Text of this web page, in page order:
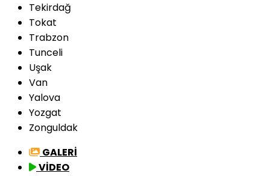
Tekirdağ
Tokat
Trabzon
Tunceli
Uşak
Van
Yalova
Yozgat
Zonguldak
GALERİ
VİDEO